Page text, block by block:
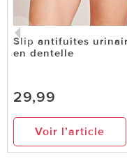
Slip antifuites
en dentelle
29,99
Voir l’article